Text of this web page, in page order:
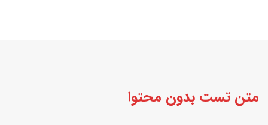
متن تست بدون محتوا